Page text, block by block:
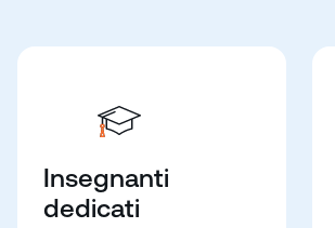
Insegnanti
dedicati